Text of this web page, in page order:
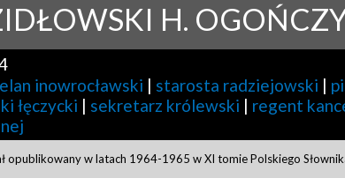
H.
inowrocławski | starosta radziejowski |
łęczycki | sekretarz królewski | regent
opublikowany w latach 1964-1965 w XI tomie Polskiego